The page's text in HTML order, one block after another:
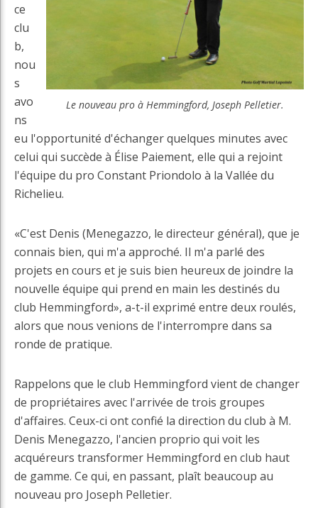
Le nouveau pro à Hemmingford, Joseph Pelletier.
ce
clu
b,
nou
s
avo
ns
eu l'opportunité d'échanger quelques minutes avec
celui qui succède à Élise Paiement, elle qui a rejoint
l'équipe du pro Constant Priondolo à la Vallée du
Richelieu.
«C'est Denis (Menegazzo, le directeur général), que je
connais bien, qui m'a approché. Il m'a parlé des
projets en cours et je suis bien heureux de joindre la
nouvelle équipe qui prend en main les destinés du
club Hemmingford», a-t-il exprimé entre deux roulés,
alors que nous venions de l'interrompre dans sa
ronde de pratique.
Rappelons que le club Hemmingford vient de changer
de propriétaires avec l'arrivée de trois groupes
d'affaires. Ceux-ci ont confié la direction du club à M.
Denis Menegazzo, l'ancien proprio qui voit les
acquéreurs transformer Hemmingford en club haut
de gamme. Ce qui, en passant, plaît beaucoup au
nouveau pro Joseph Pelletier.